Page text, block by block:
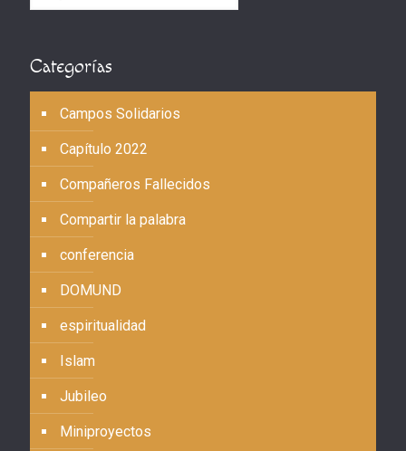
Categorías
Campos Solidarios
Capítulo 2022
Compañeros Fallecidos
Compartir la palabra
conferencia
DOMUND
espiritualidad
Islam
Jubileo
Miniproyectos